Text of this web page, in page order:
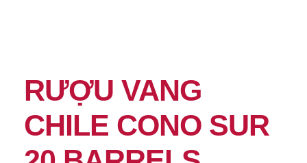
RƯỢU VANG
CHILE CONO SUR